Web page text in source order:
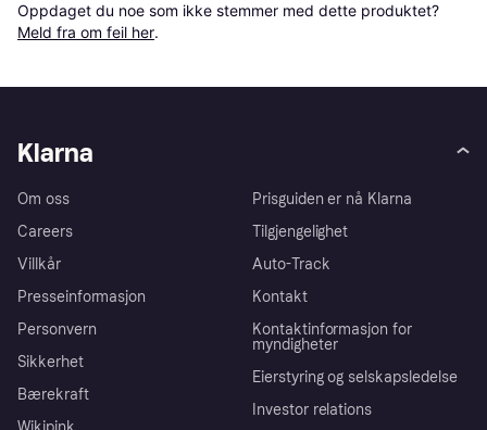
Oppdaget du noe som ikke stemmer med dette produktet?
Meld fra om feil her.
Klarna
Om oss
Careers
Villkår
Presseinformasjon
Personvern
Sikkerhet
Bærekraft
Prisguiden er nå Klarna
Tilgjengelighet
Auto-Track
Kontakt
Kontaktinformasjon for
myndigheter
Eierstyring og selskapsledelse
Investor relations